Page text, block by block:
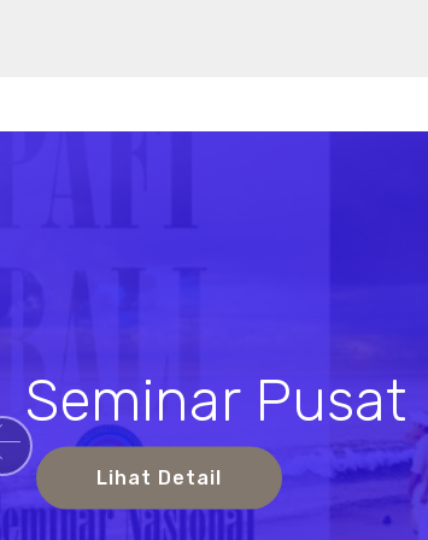
Seminar Pusat
Lihat Detail
Previous